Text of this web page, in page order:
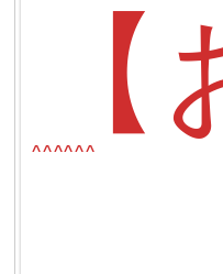
^^^^^^